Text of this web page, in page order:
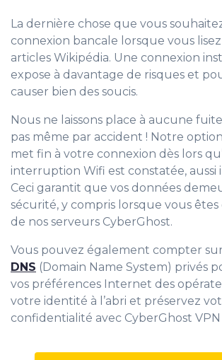
La dernière chose que vous
connexion bancale lorsque vous
articles Wikipédia. Une connexion
expose à davantage de risques et
causer bien des soucis.
Nous ne laissons place à aucune
pas même par accident ! Notre
met fin à votre connexion dès lors
interruption Wifi est constatée, aussi
Ceci garantit que vos données
sécurité, y compris lorsque vous
de nos serveurs CyberGhost.
Vous pouvez également compter
DNS (Domain Name System) privés
vos préférences Internet des
votre identité à l’abri et préservez
confidentialité avec CyberGhost VPN